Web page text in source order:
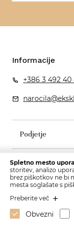
Informacije
+386 3 492 40
Podjetje
Pogoji
Spletno mesto
storitev, analizo
brez piškotkov ne bi
mesta soglašate s
Preberite več
Obvezni